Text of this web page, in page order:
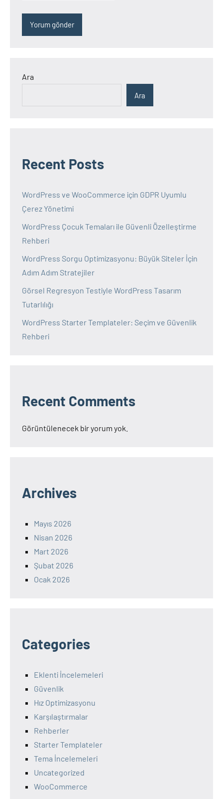
Ara
Ara
Recent Posts
WordPress ve WooCommerce için GDPR Uyumlu
Çerez Yönetimi
WordPress Çocuk Temaları ile Güvenli Özelleştirme
Rehberi
WordPress Sorgu Optimizasyonu: Büyük Siteler İçin
Adım Adım Stratejiler
Görsel Regresyon Testiyle WordPress Tasarım
Tutarlılığı
WordPress Starter Templateler: Seçim ve Güvenlik
Rehberi
Recent Comments
Görüntülenecek bir yorum yok.
Archives
Mayıs 2026
Nisan 2026
Mart 2026
Şubat 2026
Ocak 2026
Categories
Eklenti İncelemeleri
Güvenlik
Hız Optimizasyonu
Karşılaştırmalar
Rehberler
Starter Templateler
Tema İncelemeleri
Uncategorized
WooCommerce